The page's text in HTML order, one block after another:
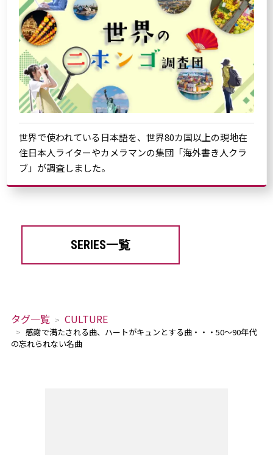
世界で使われている日本語を、世界80カ国以上の現地在
住日本人ライターやカメラマンの集団「海外書き人クラ
ブ」が調査しました。
SERIES一覧
タグ一覧 CULTURE
感謝で満たされる曲、ハートがキュンとする曲・・・50～90年代
の忘れられない名曲